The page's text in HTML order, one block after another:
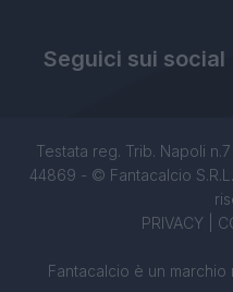
Seguici sui social
Testata reg. Trib. Napoli
44869 - © Fantacalcio
PRIVACY|
Fantacalcio è un marchio